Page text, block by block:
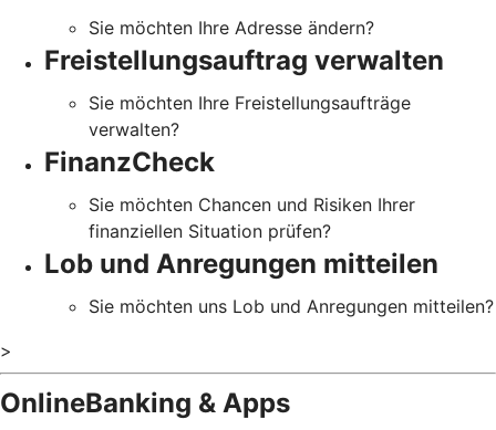
Sie möchten Ihre Adresse ändern?
Freistellungsauftrag verwalten
Sie möchten Ihre Freistellungsaufträge
verwalten?
FinanzCheck
Sie möchten Chancen und Risiken Ihrer
finanziellen Situation prüfen?
Lob und Anregungen mitteilen
Sie möchten uns Lob und Anregungen mitteilen?
>
OnlineBanking & Apps